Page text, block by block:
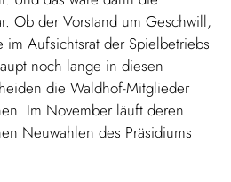
Ob der Vorstand um Geschwill,
Aufsichtsrat der Spielbetriebs
noch lange in diesen
die Waldhof-Mitglieder
Im November läuft deren
Neuwahlen des Präsidiums